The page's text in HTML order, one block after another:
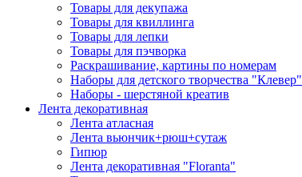
Товары для декупажа
Товары для квиллинга
Товары для лепки
Товары для пэчворка
Раскрашивание, картины по номерам
Наборы для детского творчества "Клевер"
Наборы - шерстяной креатив
Лента декоративная
Лента атласная
Лента вьюнчик+рюш+сутаж
Гипюр
Лента декоративная "Floranta"